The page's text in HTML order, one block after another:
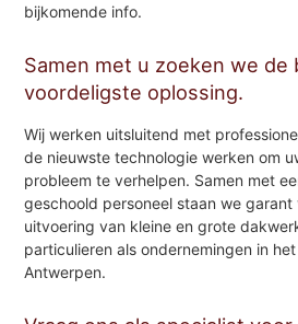
bijkomende info.
Samen met u zoeken we de
voordeligste oplossing.
Wij werken uitsluitend met
de nieuwste technologie werken om
probleem te verhelpen. Samen met
geschoold personeel staan we
uitvoering van kleine en grote
particulieren als ondernemingen in
Antwerpen.